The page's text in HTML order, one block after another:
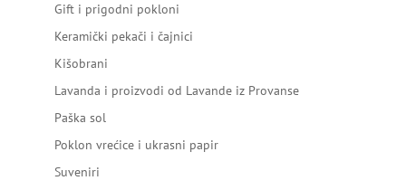
Gift i prigodni pokloni
Keramički pekači i čajnici
Kišobrani
Lavanda i proizvodi od Lavande iz Provanse
Paška sol
Poklon vrećice i ukrasni papir
Suveniri